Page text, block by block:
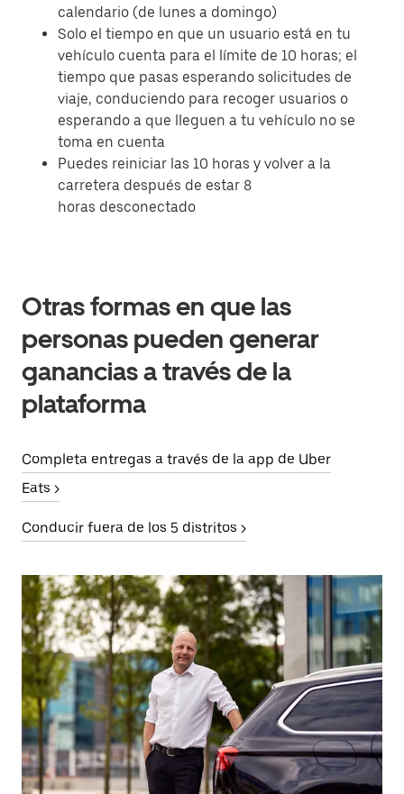
calendario (de lunes a domingo)
Solo el tiempo en que un usuario está en tu
vehículo cuenta para el límite de 10 horas; el
tiempo que pasas esperando solicitudes de
viaje, conduciendo para recoger usuarios o
esperando a que lleguen a tu vehículo no se
toma en cuenta
Puedes reiniciar las 10 horas y volver a la
carretera después de estar 8
horas desconectado
Otras formas en que las
personas pueden generar
ganancias a través de la
plataforma
Completa entregas a través de la app de Uber
Eats >
Conducir fuera de los 5 distritos >